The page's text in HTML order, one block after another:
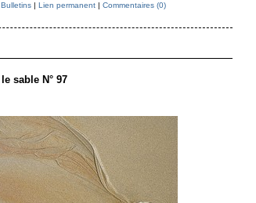
Bulletins| Lien permanent| Commentaires (0)
sable N° 97